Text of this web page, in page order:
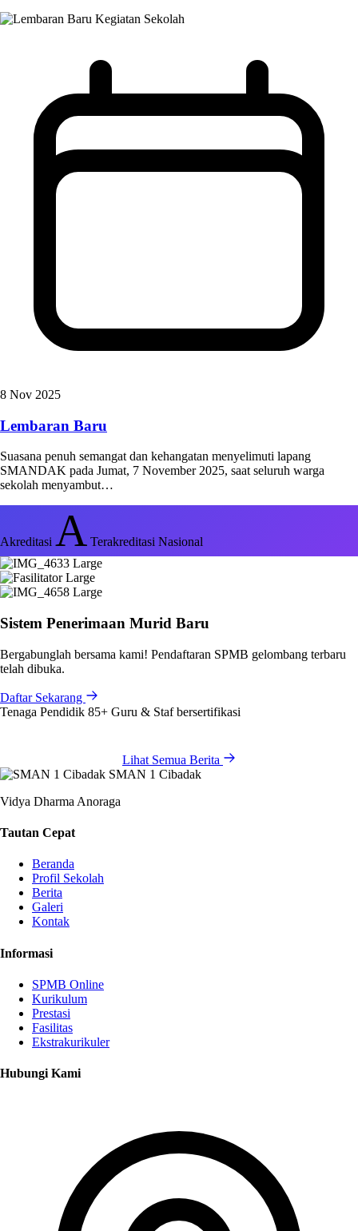
Kegiatan Sekolah
8 Nov 2025
Lembaran Baru
Suasana penuh semangat dan kehangatan menyelimuti lapang
SMANDAK pada Jumat, 7 November 2025, saat seluruh warga
sekolah menyambut…
Akreditasi A Terakreditasi Nasional
Sistem Penerimaan Murid Baru
Bergabunglah bersama kami! Pendaftaran SPMB gelombang terbaru
telah dibuka.
Daftar Sekarang
Tenaga Pendidik 85+ Guru & Staf bersertifikasi
Lihat Semua Berita
SMAN 1 Cibadak
Vidya Dharma Anoraga
Tautan Cepat
Beranda
Profil Sekolah
Berita
Galeri
Kontak
Informasi
SPMB Online
Kurikulum
Prestasi
Fasilitas
Ekstrakurikuler
Hubungi Kami